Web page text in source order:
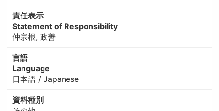
責任表示
Statement of Responsibility
仲宗根, 政善
言語
Language
日本語 / Japanese
資料種別